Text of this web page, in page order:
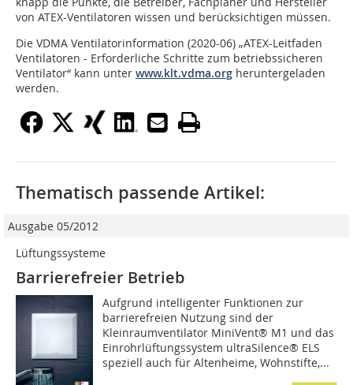
von ATEX-Ventilatoren wissen und berücksichtigen müssen.
Die VDMA Ventilatorinformation (2020-06) „ATEX-Leitfaden
Ventilatoren - Erforderliche Schritte zum betriebssicheren
Ventilator“ kann unter www.klt.vdma.org heruntergeladen
werden.
Thematisch passende Artikel:
Ausgabe 05/2012
Lüftungssysteme
Barrierefreier Betrieb
Aufgrund intelligenter Funktionen zur
barrierefreien Nutzung sind der
Kleinraumventilator MiniVent® M1 und das
Einrohrlüftungssystem ultraSilence® ELS
speziell auch für Altenheime, Wohnstifte,...